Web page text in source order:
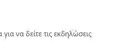
να δείτε τις εκδηλώσεις